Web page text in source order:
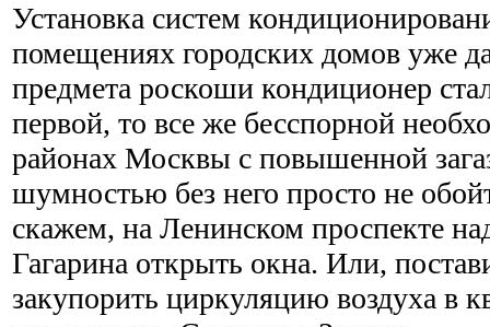
Установка систем
помещениях городских домов уже
предмета роскоши кондиционер
первой, то все же бесспорной
районах Москвы с повышенной
шумностью без него просто не
скажем, на Ленинском проспекте
Гагарина открыть окна. Или,
закупорить циркуляцию воздуха в